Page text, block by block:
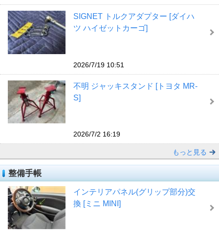
SIGNET トルクアダプター [ダイハ
ツ ハイゼットカーゴ]
2026/7/19 10:51
不明 ジャッキスタンド [トヨタ MR-
S]
2026/7/2 16:19
もっと見る
整備手帳
インテリアパネル(グリップ部分)交
換 [ミニ MINI]